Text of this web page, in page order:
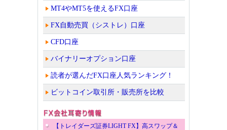
MT4やMT5を使えるFX口座
FX自動売買（シストレ）口座
CFD口座
バイナリーオプション口座
読者が選んだFX口座人気ランキング！
ビットコイン取引所・販売所を比較
【トレイダーズ証券LIGHT FX】高スワップ＆